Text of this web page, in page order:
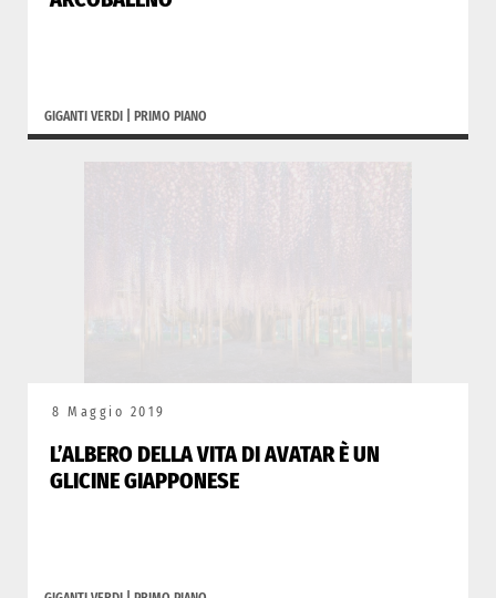
GIGANTI VERDI PRIMO PIANO
8 Maggio 2019
L’ALBERO DELLA VITA DI AVATAR È UN
GLICINE GIAPPONESE